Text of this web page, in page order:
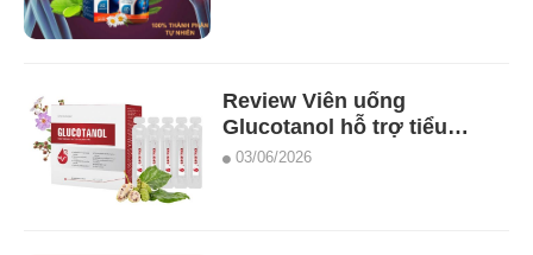
Review Viên uống
Glucotanol hỗ trợ tiểu
đường tốt nhất !
03/06/2026